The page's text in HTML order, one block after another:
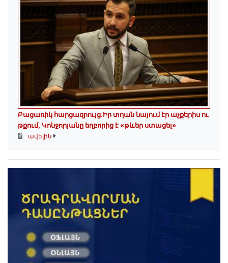
Բացառիկ հարցազրույց.Իր տղան նայում էր աչքերիս ու
թքում, Կոնջորյանը եղբորից է «թևեր ստացել»
ավելին